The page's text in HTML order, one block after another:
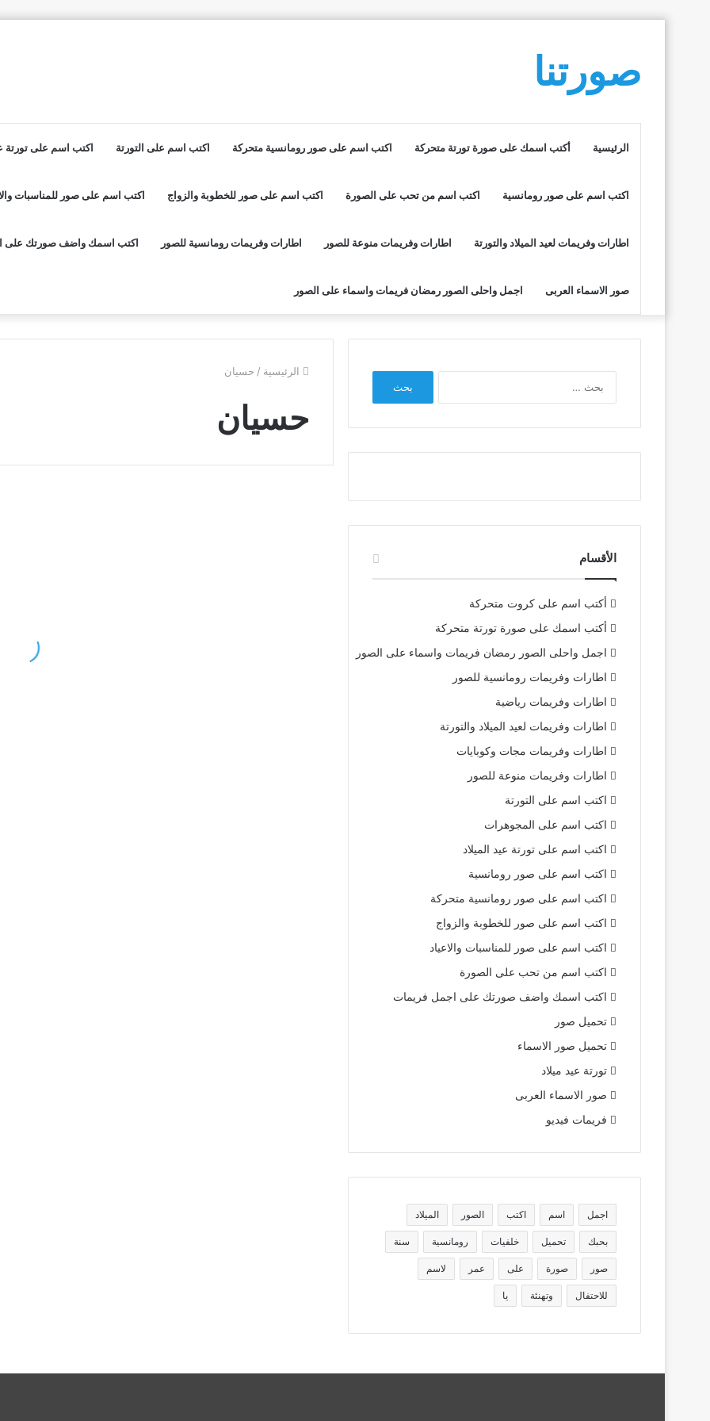
صورتنا
الرئيسية أكتب اسمك على صورة تورتة متحركة اكتب اسم على صور رومانسية متحركة اكتب اسم على التورتة اكتب اسم على تورتة
اكتب اسم على صور رومانسية اكتب اسم من تحب على الصورة اكتب اسم على صور للخطوبة والزواج اكتب اسم على صور للمناسبات
اطارات وفريمات لعيد الميلاد والتورتة اطارات وفريمات منوعة للصور اطارات وفريمات رومانسية للصور اكتب اسمك واضف صورتك على
صور الاسماء العربى اجمل واحلى الصور رمضان فريمات واسماء على الصور
الرئيسية / حسيان
حسيان
الأقسام
أكتب اسم على كروت متحركة
أكتب اسمك على صورة تورتة متحركة
اجمل واحلى الصور رمضان فريمات واسماء على الصور
اطارات وفريمات رومانسية للصور
اطارات وفريمات رياضية
اطارات وفريمات لعيد الميلاد والتورتة
اطارات وفريمات مجات وكوبايات
اطارات وفريمات منوعة للصور
اكتب اسم على التورتة
اكتب اسم على المجوهرات
اكتب اسم على تورتة عيد الميلاد
اكتب اسم على صور رومانسية
اكتب اسم على صور رومانسية متحركة
اكتب اسم على صور للخطوبة والزواج
اكتب اسم على صور للمناسبات والاعياد
اكتب اسم من تحب على الصورة
اكتب اسمك واضف صورتك على اجمل فريمات
تحميل صور
تحميل صور الاسماء
تورتة عيد ميلاد
صور الاسماء العربى
فريمات فيديو
اجمل اسم اكتب الصور الميلاد
بحبك تحميل خلفيات رومانسية سنة
صور صورة على عمر لاسم
للاحتفال وتهنئة يا